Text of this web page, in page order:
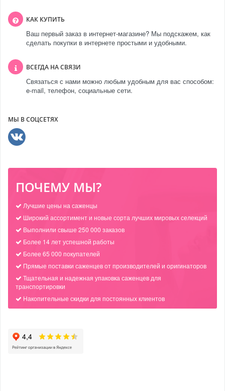
КАК КУПИТЬ
Ваш первый заказ в интернет-магазине? Мы подскажем, как
сделать покупки в интернете простыми и удобными.
ВСЕГДА НА СВЯЗИ
Связаться с нами можно любым удобным для вас способом:
e-mail, телефон, социальные сети.
МЫ В СОЦСЕТЯХ
ПОЧЕМУ МЫ?
Лучшие цены на саженцы
Широкий ассортимент и новые сорта лучших мировых селекций
Выполнили свыше 250 000 заказов
Более 14 лет успешной работы
Более 65 000 покупателей
Прямые поставки саженцев от производителей и оригинаторов
Тщательная и надежная упаковка саженцев для
транспортировки
Накопительные скидки для постоянных клиентов